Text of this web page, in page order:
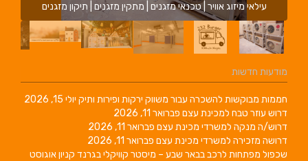
עילאי מיזוג אוויר | טכנאי מזגנים | מתקין מזגנים | תיקון מזגנים
מודעות חדשות
חממות מבוקשות להשכרה עבור משווק ירקות ופירות ותיק יולי 15, 2026
דרוש עוזר טבח למכינת עצם פברואר 11, 2026
דרוש/ה מנקה למשרדי מכינת עצם פברואר 11, 2026
דרושה מזכירה למשרדי מכינת עצם פברואר 11, 2026
שכפול מפתחות לרכב בבאר שבע – מיסטר קוויקלי בגרנד קניוןאוגוסט